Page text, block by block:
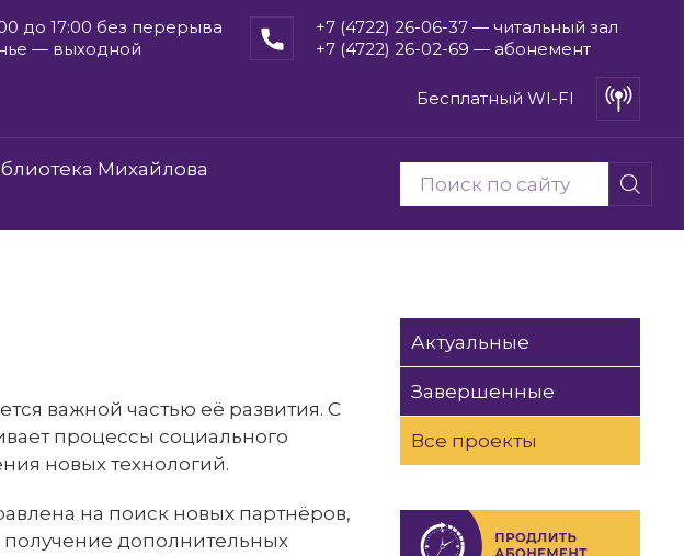
до 17:00 без перерыва
— выходной
+7 (4722) 26-06-37 — читальный зал
+7 (4722) 26-02-69 — абонемент
Бесплатный WI-FI
Михайлова
важной частью её развития. С
процессы социального
новых технологий.
на поиск новых партнёров,
дополнительных
Актуальные
Завершенные
Все проекты